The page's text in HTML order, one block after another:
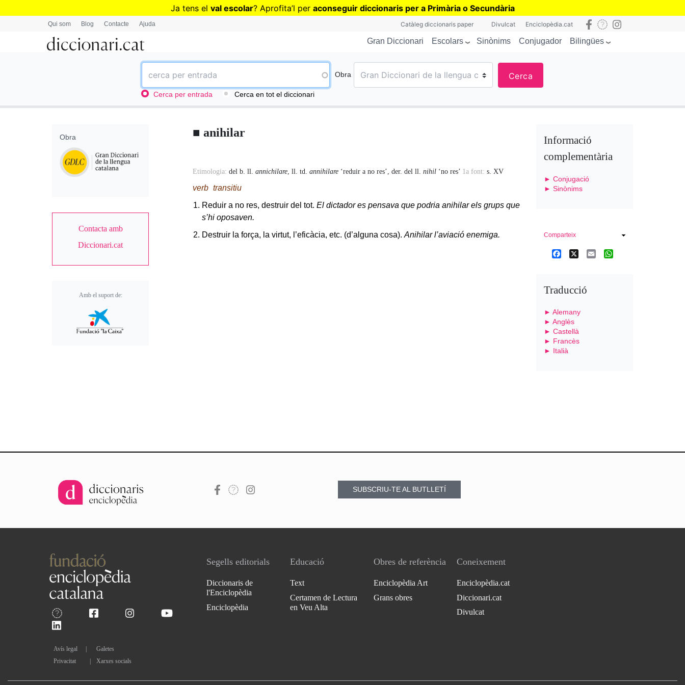
Vés
Ja tens el val escolar? Aprofita’l per aconseguir diccionaris per a Primària o Secundària
Qui som Blog Contacte Ajuda Catàleg diccionaris paper Divulcat Enciclopèdia.cat
Gran Diccionari Escolars Sinònims Conjugador Bilingües
Obra Cerca
Cerca per entrada Cerca en tot el diccionari
■ anihilar
Accessory
Etimologia:del b. ll.annichilare, ll. td.annihilare ‘reduir a no res’, der. del ll.nihil ‘no res’ 1a font:s. XV
Body
verb transitiu
Reduir a no res, destruir del tot.El dictador es pensava que podria anihilar els grups que
s’hi oposaven.
Destruir la força, la virtut, l’eficàcia, etc. (d’alguna cosa).Anihilar l’aviació enemiga.
Obra
Contacta amb
Diccionari.cat
Amb el suport de:
Informació
complementària
► Conjugació
► Sinònims
Comparteix
Facebook Email
Traducció
► Alemany
► Anglès
► Castellà
► Francès
► Italià
SUBSCRIU-TE AL BUTLLETÍ
Avís legal
Galetes
Privacitat
Xarxes socials
Segells editorials
Diccionaris de
l'Enciclopèdia
Enciclopèdia
Educació
Text
Certamen de Lectura
en Veu Alta
Obres de referència
Enciclopèdia Art
Grans obres
Coneixement
Enciclopèdia.cat
Diccionari.cat
Divulcat